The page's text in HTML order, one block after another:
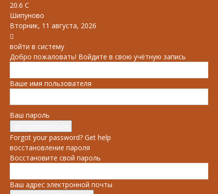
20.6 C
Шипуново
Вторник, 11 августа, 2026
войти в систему
Добро пожаловать! Войдите в свою учётную запись
Ваше имя пользователя
Ваш пароль
Forgot your password? Get help
восстановление пароля
Восстановите свой пароль
Ваш адрес электронной почты